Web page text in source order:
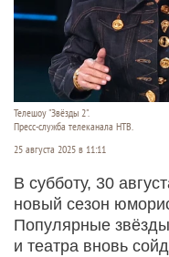
Телешоу "Звёзды 2".
Пресс-служба телеканала НТВ.
25 августа 2025 в 11:11
В субботу, 30
новый сезон
Популярные
и театра вновь